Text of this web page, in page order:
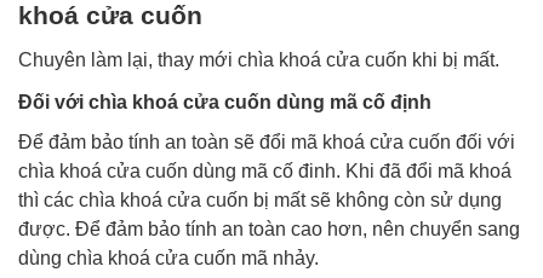
khoá cửa cuốn
Chuyên làm lại, thay mới chìa khoá cửa cuốn khi bị mất.
Đối với chìa khoá cửa cuốn dùng mã cố định
Để đảm bảo tính an toàn sẽ đổi mã khoá cửa cuốn đối với
chìa khoá cửa cuốn dùng mã cố đinh. Khi đã đổi mã khoá
thì các chìa khoá cửa cuốn bị mất sẽ không còn sử dụng
được. Để đảm bảo tính an toàn cao hơn, nên chuyển sang
dùng chìa khoá cửa cuốn mã nhảy.